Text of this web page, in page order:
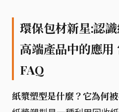
環保包材新星:認
高端產品中的應用
FAQ
紙漿塑型是什麼？它為何